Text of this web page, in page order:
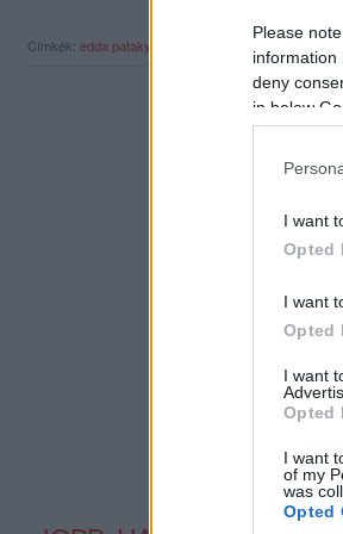
Please
information
deny
in below
I want
Opted
I want
Opted
I want
Opted
I want
of my
was
Opted
Címkék: edda pataky attila